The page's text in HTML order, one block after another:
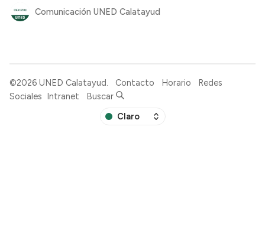
Comunicación UNED Calatayud
©2026 UNED Calatayud. Contacto Horario
Redes
Sociales Intranet Buscar